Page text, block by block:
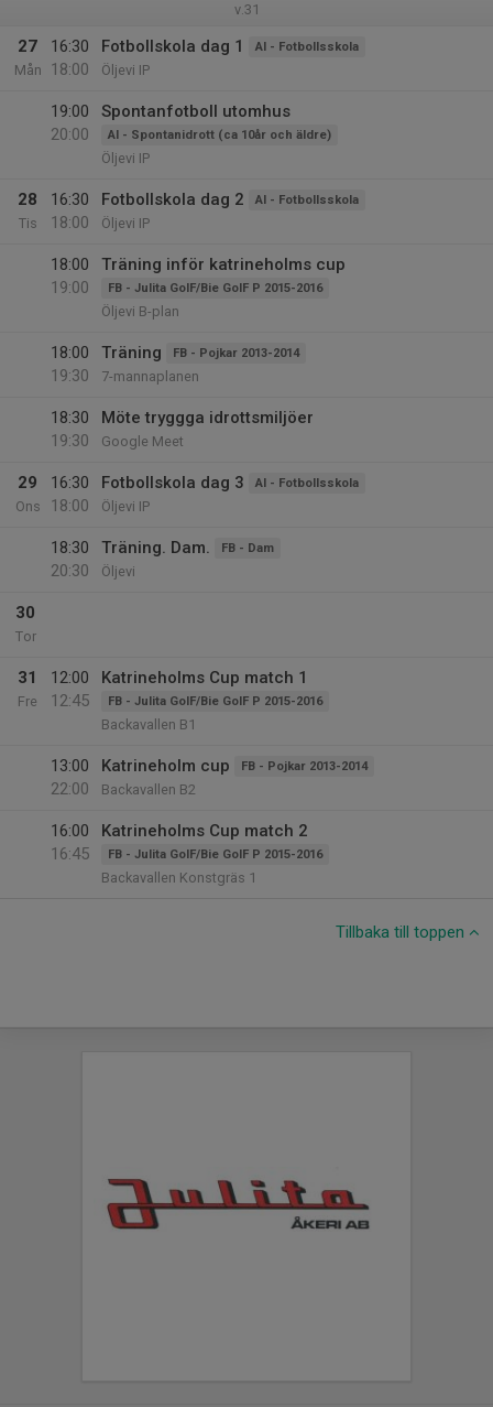
v.31
27
Mån
16:30
18:00
Fotbollskola dag 1 AI - Fotbollsskola
Öljevi IP
19:00
20:00
Spontanfotboll utomhus
AI - Spontanidrott (ca 10år och äldre)
Öljevi IP
28
Tis
16:30
18:00
Fotbollskola dag 2 AI - Fotbollsskola
Öljevi IP
18:00
19:00
Träning inför katrineholms cup
FB - Julita GoIF/Bie GoIF P 2015-2016
Öljevi B-plan
18:00
19:30
Träning FB - Pojkar 2013-2014
7-mannaplanen
18:30
19:30
Möte tryggga idrottsmiljöer
Google Meet
29
Ons
16:30
18:00
Fotbollskola dag 3 AI - Fotbollsskola
Öljevi IP
18:30
20:30
Träning. Dam. FB - Dam
Öljevi
30
Tor
31
Fre
12:00
12:45
Katrineholms Cup match 1
FB - Julita GoIF/Bie GoIF P 2015-2016
Backavallen B1
13:00
22:00
Katrineholm cup FB - Pojkar 2013-2014
Backavallen B2
16:00
16:45
Katrineholms Cup match 2
FB - Julita GoIF/Bie GoIF P 2015-2016
Backavallen Konstgräs 1
Tillbaka till toppen